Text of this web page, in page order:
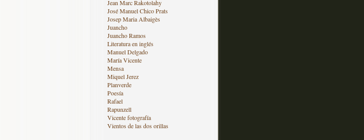
Jean Marc Rakotolahy
José Manuel Chico Prats
Josep Maria Albaigès
Juancho
Juancho Ramos
Literatura en inglés
Manuel Delgado
María Vicente
Mensa
Miquel Jerez
Planverde
Poesía
Rafael
Rapunzell
Vicente fotografía
Vientos de las dos orillas